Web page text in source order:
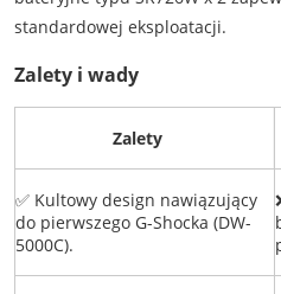
standardowej eksploatacji.
Zalety i wady
Zalety
✅ Kultowy design nawiązujący
do pierwszego G-Shocka (DW-
5000C).